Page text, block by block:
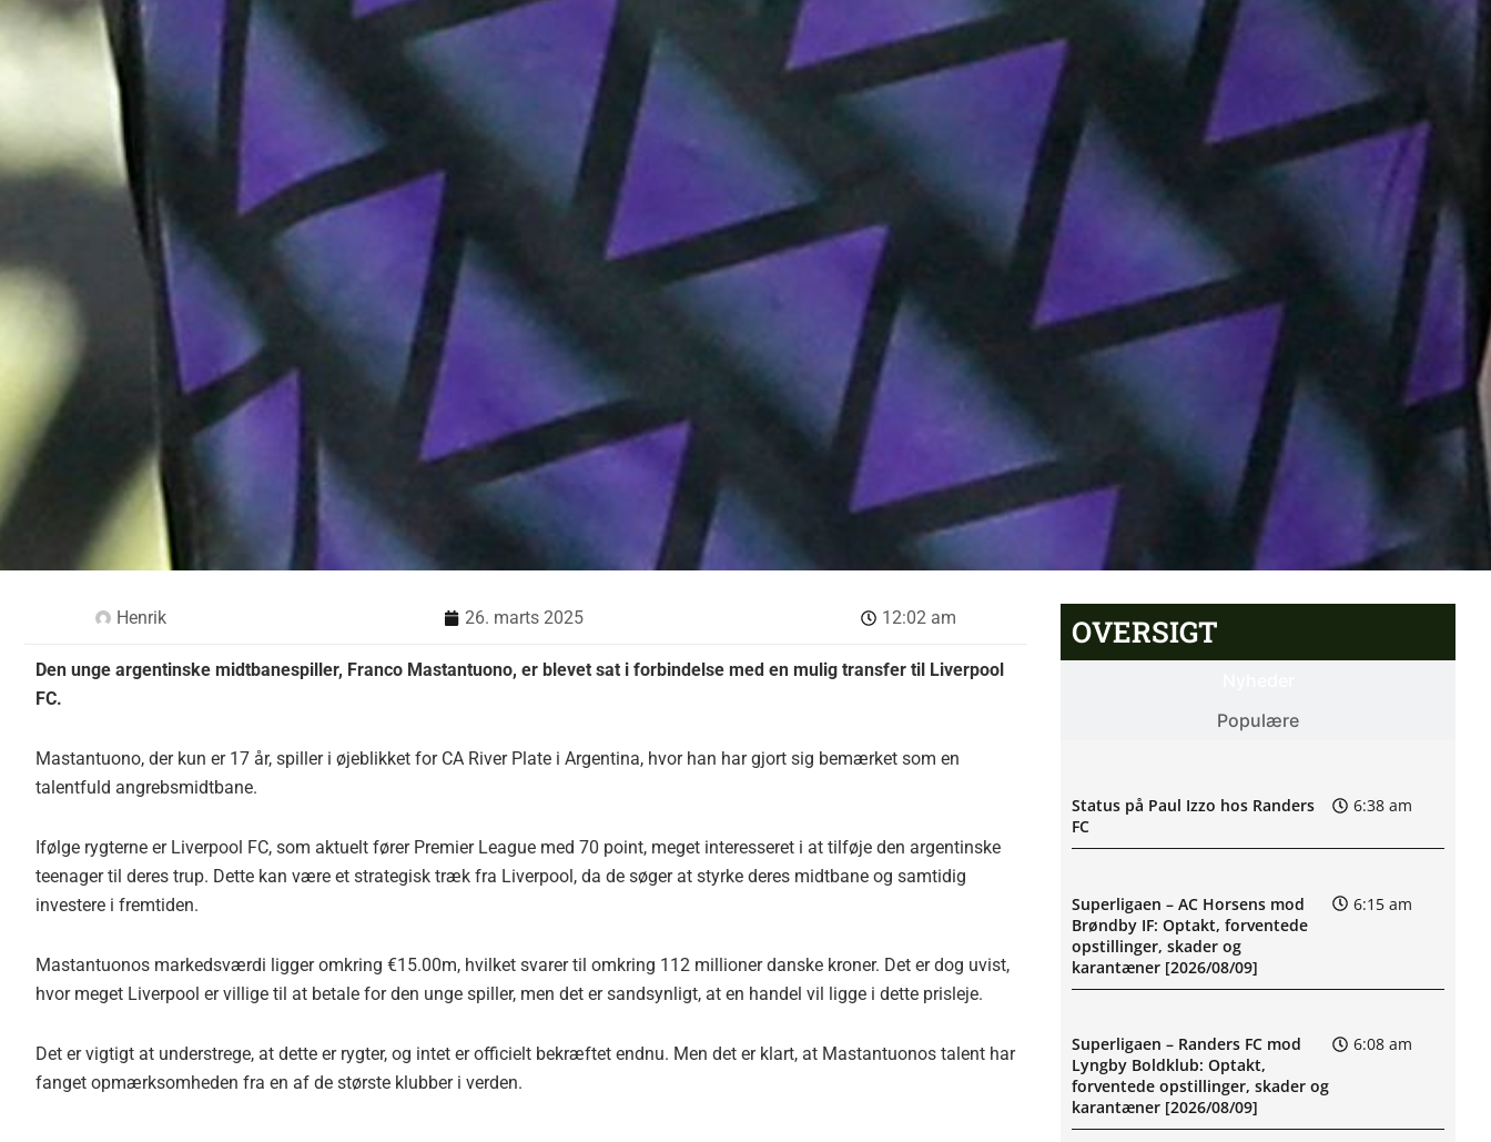
Henrik 26. marts 2025 12:02 am
Den unge argentinske midtbanespiller, Franco Mastantuono, er blevet sat i forbindelse med en mulig transfer til Liverpool
FC.
Mastantuono, der kun er 17 år, spiller i øjeblikket for CA River Plate i Argentina, hvor han har gjort sig bemærket som en
talentfuld angrebsmidtbane.
Ifølge rygterne er Liverpool FC, som aktuelt fører Premier League med 70 point, meget interesseret i at tilføje den argentinske
teenager til deres trup. Dette kan være et strategisk træk fra Liverpool, da de søger at styrke deres midtbane og samtidig
investere i fremtiden.
Mastantuonos markedsværdi ligger omkring €15.00m, hvilket svarer til omkring 112 millioner danske kroner. Det er dog uvist,
hvor meget Liverpool er villige til at betale for den unge spiller, men det er sandsynligt, at en handel vil ligge i dette prisleje.
Det er vigtigt at understrege, at dette er rygter, og intet er officielt bekræftet endnu. Men det er klart, at Mastantuonos talent har
fanget opmærksomheden fra en af de største klubber i verden.
OVERSIGT
Populære
Status på Paul Izzo hos Randers
FC
6:38 am
Superligaen – AC Horsens mod
Brøndby IF: Optakt, forventede
opstillinger, skader og
karantæner [2026/08/09]
6:15 am
Superligaen – Randers FC mod
Lyngby Boldklub: Optakt,
forventede opstillinger, skader og
karantæner [2026/08/09]
6:08 am